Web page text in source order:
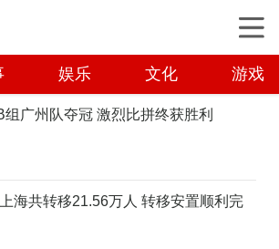
娱乐 文化 游戏
组广州队夺冠 激烈比拼终获胜利
海共转移21.56万人 转移安置顺利完